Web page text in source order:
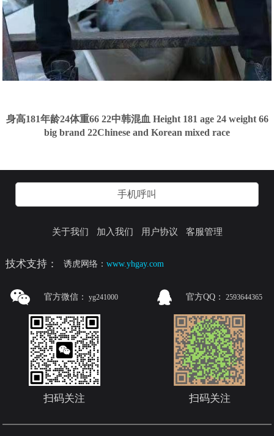
身高181年龄24体重66 22中韩混血 Height 181 age 24 weight 66
big brand 22Chinese and Korean mixed race
手机呼叫
关于我们 加入我们 用户协议 客服管理
技术支持： 诱虎网络：www.yhgay.com
官方微信： yg241000
扫码关注
官方QQ： 2593644365
扫码关注